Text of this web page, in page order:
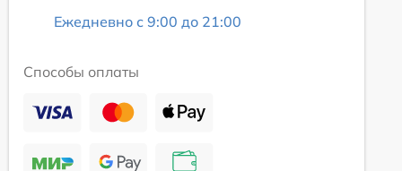
Ежедневно с 9:00 до 21:00
Способы оплаты